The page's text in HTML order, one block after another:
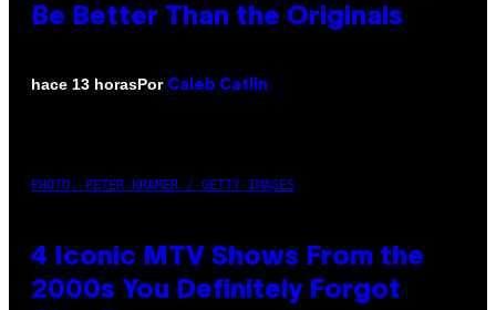
Be Better Than the Originals
hace 13 horasPor Caleb Catlin
PHOTO: PETER KRAMER / GETTY IMAGES
4 Iconic MTV Shows From the
2000s You Definitely Forgot